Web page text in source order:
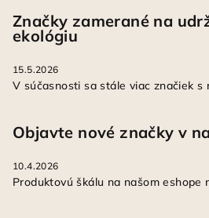
Značky zamerané na
ekológiu
15.5.2026
V súčasnosti sa stále viac značiek s
Objavte nové značky v
10.4.2026
Produktovú škálu na našom eshope